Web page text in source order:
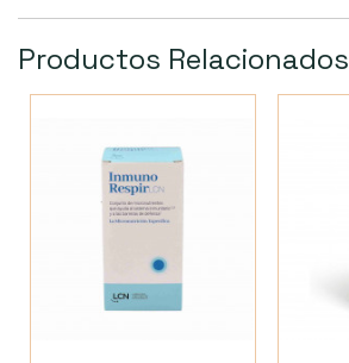
Productos Relacionados